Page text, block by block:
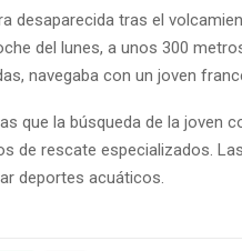
desaparecida tras el
del lunes, a unos 300
navegaba con un joven
que la búsqueda de la joven
de rescate especializados.
deportes acuáticos.